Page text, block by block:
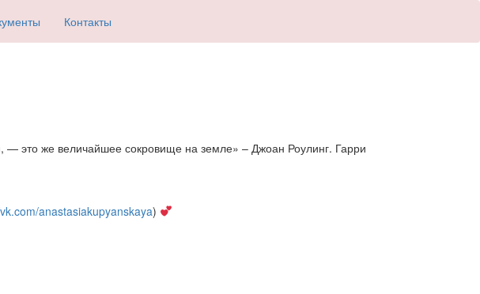
Контакты
это же величайшее сокровище на земле» – Джоан Роулинг. Гарри
anastasiakupyanskaya)